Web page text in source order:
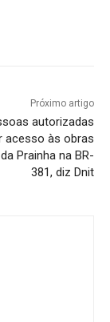
Próximo artigo
autorizadas
acesso às obras
Prainha na BR-
381, diz Dnit